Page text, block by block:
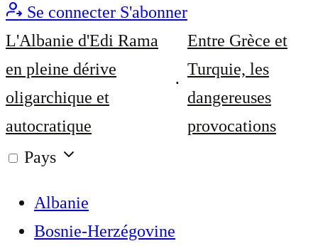
Se connecter S'abonner
L'Albanie d'Edi Rama
en pleine dérive
oligarchique et
autocratique
Entre Grèce et
Turquie, les
dangereuses
provocations
Pays
Albanie
Bosnie-Herzégovine